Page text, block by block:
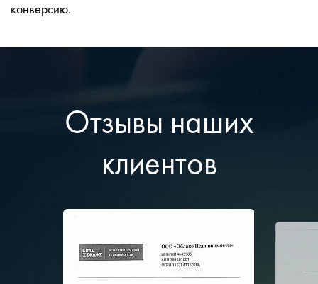
конверсию.
Отзывы наших
клиентов